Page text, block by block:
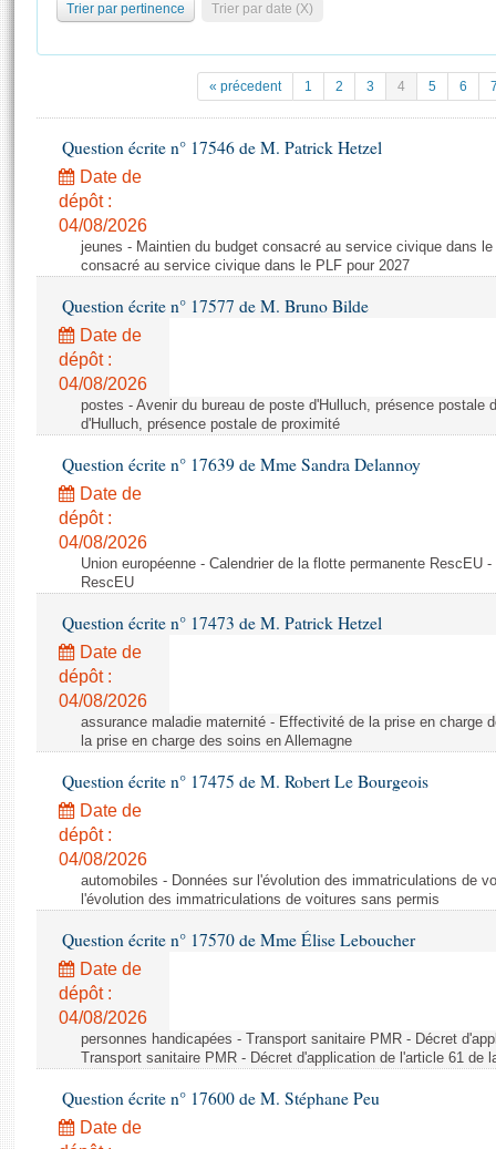
Pétitions
Projets de loi
Propositions de loi
Amendements
Textes adoptés
Rapports législatifs
Rapports sur l'application des lois
Baromètre de l’application des lois
Dossiers législatifs
Budget et sécurité sociale
Questions écrites et orales
Comptes rendus des débats
Statistiques et chiffres clés
Documents de référence
( Constitution | Règlement de l'Assemblée ... )
Histoire
Juniors
Anciennes législatures
Contacts et plan d'accès
Photos libres de droit
Trier par pertinence Trier par date (X)
« précedent 1 2 3 4 5 6
Question écrite n° 17546 de M. Patrick Hetzel
Date de
dépôt :
04/08/2026
jeunes - Maintien du budget consacré au service civique dans
consacré au service civique dans le PLF pour 2027
Question écrite n° 17577 de M. Bruno Bilde
Date de
dépôt :
04/08/2026
postes - Avenir du bureau de poste d'Hulluch, présence postale
d'Hulluch, présence postale de proximité
Question écrite n° 17639 de Mme Sandra Delannoy
Date de
dépôt :
04/08/2026
Union européenne - Calendrier de la flotte permanente RescEU
RescEU
Question écrite n° 17473 de M. Patrick Hetzel
Date de
dépôt :
04/08/2026
assurance maladie maternité - Effectivité de la prise en charge
la prise en charge des soins en Allemagne
Question écrite n° 17475 de M. Robert Le Bourgeois
Date de
dépôt :
04/08/2026
automobiles - Données sur l'évolution des immatriculations de
l'évolution des immatriculations de voitures sans permis
Question écrite n° 17570 de Mme Élise Leboucher
Date de
dépôt :
04/08/2026
personnes handicapées - Transport sanitaire PMR - Décret
Transport sanitaire PMR - Décret d'application de l'article 61 de
Question écrite n° 17600 de M. Stéphane Peu
Date de